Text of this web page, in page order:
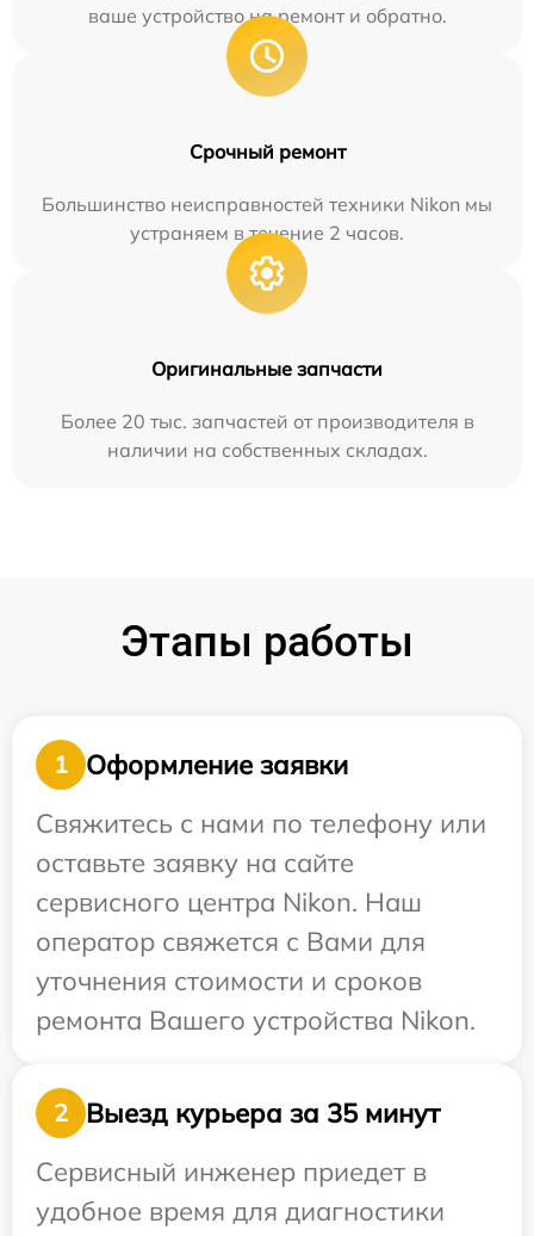
ваше устройство на ремонт и обратно.
Срочный ремонт
Большинство неисправностей техники Nikon мы
устраняем в течение 2 часов.
Оригинальные запчасти
Более 20 тыс. запчастей от производителя в
наличии на собственных складах.
Этапы работы
1
Оформление заявки
Свяжитесь с нами по телефону или
оставьте заявку на сайте
сервисного центра Nikon. Наш
оператор свяжется с Вами для
уточнения стоимости и сроков
ремонта Вашего устройства Nikon.
2
Выезд курьера за 35 минут
Сервисный инженер приедет в
удобное время для диагностики